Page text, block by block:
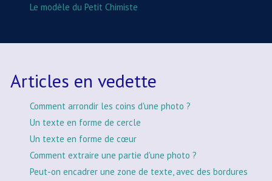
Le modèle du Petit Chimiste
Articles en vedette
Comment arrondir les coins d'une photo ?
Un texte en forme de cercle
Un texte en forme de cœur
Comment extraire une partie d'une photo ?
Peut-on encadrer une zone de texte, avec des bordures